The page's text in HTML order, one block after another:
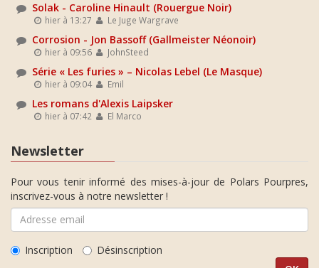
Solak - Caroline Hinault (Rouergue Noir)
hier à 13:27 Le Juge Wargrave
Corrosion - Jon Bassoff (Gallmeister Néonoir)
hier à 09:56 JohnSteed
Série « Les furies » – Nicolas Lebel (Le Masque)
hier à 09:04 Emil
Les romans d'Alexis Laipsker
hier à 07:42 El Marco
Newsletter
Pour vous tenir informé des mises-à-jour de Polars Pourpres,
inscrivez-vous à notre newsletter !
Inscription Désinscription